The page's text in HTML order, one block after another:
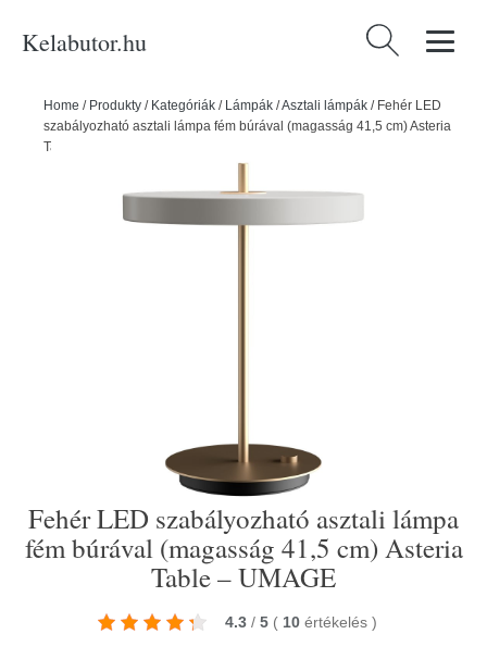
Kelabutor.hu Keresés:
Home / Produkty / Kategóriák / Lámpák /Asztali lámpák / Fehér LED
szabályozható asztali lámpa fém búrával (magasság 41,5 cm) Asteria
Table – UMAGE
Fehér LED szabályozható asztali lámpa
fém búrával (magasság 41,5 cm) Asteria
Table – UMAGE
4.3 / 5 ( 10 értékelés )